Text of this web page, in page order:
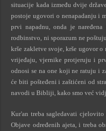
situacije kada između dvije
postoje ugovori o nenapadanju i
prvi napadnu, onda je
rodbinstvo, ni sporazum ne
krše zakletve svoje, krše ugovor o
vrijeđaju, vjernike protjeruju i
odnosi se na one koji ne ratuju i
će biti pošteđeni i zaštićeni od
navodi u Bibliji, kako smo već
Kur'an treba sagledavati
Objave određenih ajeta, i treba